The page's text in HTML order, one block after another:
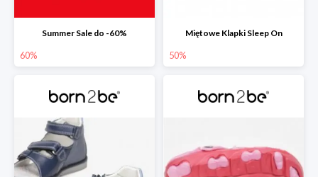
Summer Sale do -60%
60%
Miętowe Klapki Sleep On
50%